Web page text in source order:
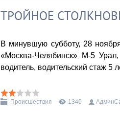
ТРОЙНОЕ
В минувшую субботу, 28
«Москва-Челябинск» М-5
водитель, водительский стаж 5
Происшествия 1340